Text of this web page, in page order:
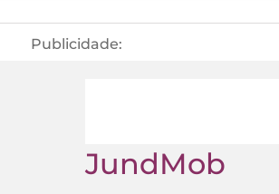
Publicidade:
JundMob